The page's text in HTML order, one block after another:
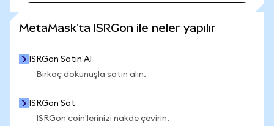
MetaMask'ta ISRGon ile neler yapılır
ISRGon Satın Al
Birkaç dokunuşla satın alın.
ISRGon Sat
ISRGon coin'lerinizi nakde çevirin.